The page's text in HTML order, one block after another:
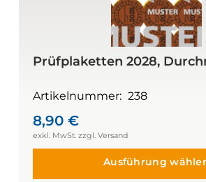
Prüfplaketten 2028,
Artikelnummer: 238
8,90 €
Ausführung